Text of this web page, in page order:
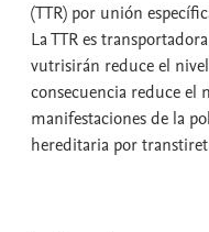
(TTR) por unión
La TTR es
vutrisirán reduce el
consecuencia reduce el
manifestaciones de la
hereditaria por